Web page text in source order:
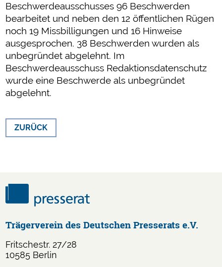
Beschwerdeausschusses 96 Beschwerden
bearbeitet und neben den 12 öffentlichen Rügen
noch 19 Missbilligungen und 16 Hinweise
ausgesprochen. 38 Beschwerden wurden als
unbegründet abgelehnt. Im
Beschwerdeausschuss Redaktionsdatenschutz
wurde eine Beschwerde als unbegründet
abgelehnt.
ZURÜCK
Trägerverein des Deutschen Presserats e.V.
Fritschestr. 27/28
10585 Berlin